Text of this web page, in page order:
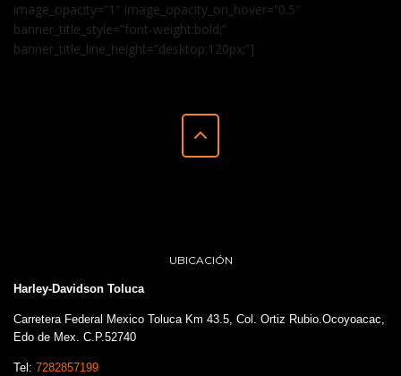
image_opacity=”1″ image_opacity_on_hover=”0.5″
banner_title_style=”font-weight:bold;”
banner_title_line_height=”desktop:120px;”]
UBICACIÓN
Harley-Davidson Toluca
Carretera Federal Mexico Toluca Km 43.5, Col. Ortiz Rubio.Ocoyoacac,
Edo de Mex. C.P.52740
Tel: 7282857199